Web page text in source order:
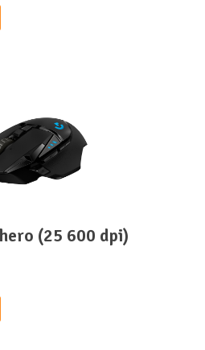
(25 600 dpi)